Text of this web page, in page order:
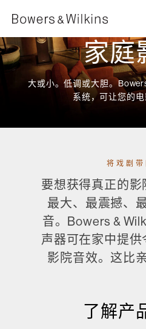
家庭
大或小。低调或大胆。
系统，可让您的
将戏剧带
要想获得真正的
最大、最震撼、
音。Bowers &
声器可在家中提
影院音效。这比
了解产